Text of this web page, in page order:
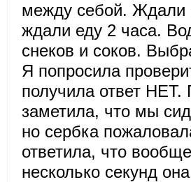
между себой. Ждали
ждали еду 2 часа.
снеков и соков.
Я попросила
получила ответ НЕТ.
заметила, что мы
но сербка
ответила, что
несколько секунд